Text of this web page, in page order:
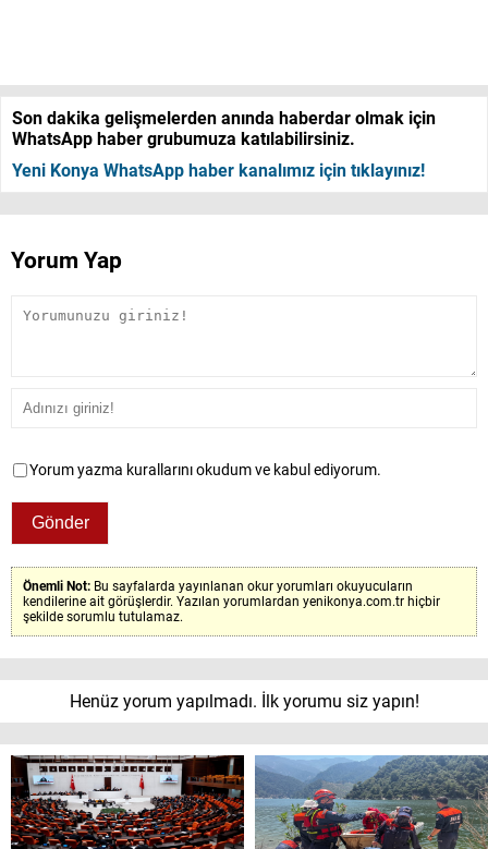
Son dakika gelişmelerden anında haberdar olmak için
WhatsApp haber grubumuza katılabilirsiniz.
Yeni Konya WhatsApp haber kanalımız için tıklayınız!
Yorum Yap
Yorum yazma kurallarını okudum ve kabul ediyorum.
Önemli Not: Bu sayfalarda yayınlanan okur yorumları okuyucuların
kendilerine ait görüşlerdir. Yazılan yorumlardan yenikonya.com.tr hiçbir
şekilde sorumlu tutulamaz.
Henüz yorum yapılmadı. İlk yorumu siz yapın!